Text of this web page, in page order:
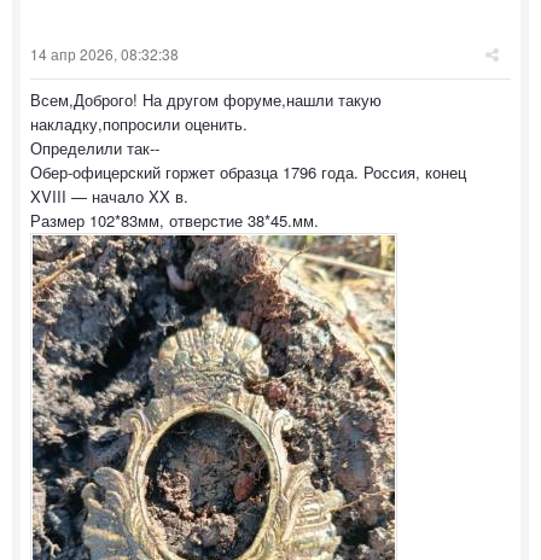
14 апр 2026, 08:32:38
Всем,Доброго! На другом форуме,нашли такую
накладку,попросили оценить.
Определили так--
Обер-офицерский горжет образца 1796 года. Россия, конец
XVIII — начало XX в.
Размер 102*83мм, отверстие 38*45.мм.